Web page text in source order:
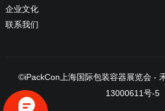
企业文化
联系我们
©iPackCon上海国际包装容器展览会 -
13000611号-5